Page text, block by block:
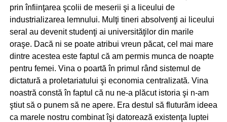
prin înfiinţarea şcolii de meserii şi a liceului de
industrializarea lemnului. Mulţi tineri absolvenţi ai liceului
seral au devenit studenţi ai universităţilor din marile
oraşe. Dacă ni se poate atribui vreun păcat, cel mai mare
dintre acestea este faptul că am permis munca de noapte
pentru femei. Vina o poartă în primul rând sistemul de
dictatură a proletariatului şi economia centralizată. Vina
noastră constă în faptul că nu ne-a plăcut istoria şi n-am
ştiut să o punem să ne apere. Era destul să fluturăm ideea
ca marele nostru combinat îşi datorează existenţa luptei